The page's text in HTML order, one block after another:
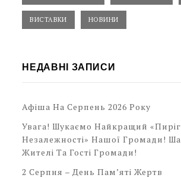
ВИСТАВКИ НОВИНИ
НЕДАВНІ ЗАПИСИ
Афіша На Серпень 2026 Року
Увага! Шукаємо Найкращий «Пиріг
Незалежності» Нашої Громади!
Жителі Та Гості Громади!
2 Серпня – День Пам’яті Жертв